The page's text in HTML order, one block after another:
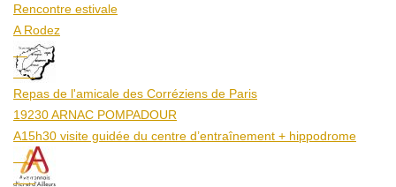
Rencontre estivale
A Rodez
23
Aoû
Repas de l'amicale des Corréziens de Paris
19230 ARNAC POMPADOUR
A15h30 visite guidée du centre d’entraînement + hippodrome
25
Aoû